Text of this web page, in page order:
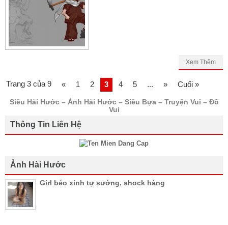
Xem Thêm
Trang 3 của 9 « 1 2 3 4 5 ... » Cuối »
Siêu Hài Hước – Ảnh Hài Hước – Siêu Bựa – Truyện Vui – Đố
Vui
Thông Tin Liên Hệ
Ảnh Hài Hước
Girl béo xinh tự sướng, shock hàng